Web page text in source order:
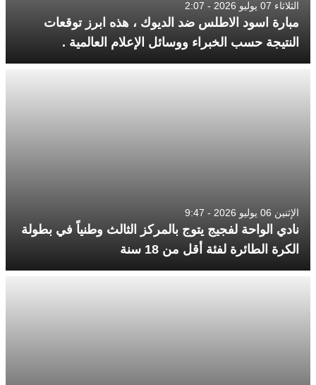
الثلاثاء 07 يوليو 2026 - 2:07
مبارة اسود الاطلس ضد الديوك ، هذه ابرز توقعات
النتيجة حسب الخبراء ووسائل الإعلام العالمية .
الإثنين 06 يوليو 2026 - 9:47
نادي الواحة لفجيج يتوج بالمركز الثالث وطنياً في بطولة
الكرة الطائرة لفئة أقل من 18 سنة